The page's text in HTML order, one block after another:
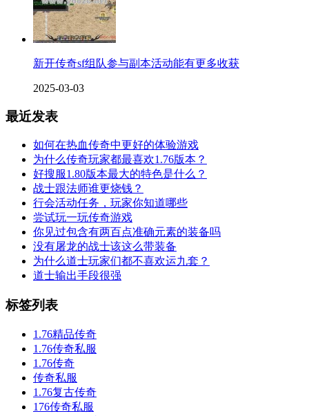
新开传奇sf组队参与副本活动能有更多收获
2025-03-03
最近发表
如何在热血传奇中更好的体验游戏
为什么传奇玩家都最喜欢1.76版本？
好搜服1.80版本最大的特色是什么？
战士跟法师谁更烧钱？
行会活动任务，玩家你知道哪些
尝试玩一玩传奇游戏
你见过包含有两百点准确元素的装备吗
没有屠龙的战士该这么带装备
为什么道士玩家们都不喜欢运九套？
道士输出手段很强
标签列表
1.76精品传奇
1.76传奇私服
1.76传奇
传奇私服
1.76复古传奇
176传奇私服